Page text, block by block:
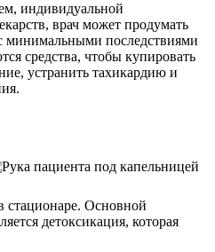
индивидуальной
врач может продумать
минимальными последствиями
средства, чтобы купировать
устранить тахикардию и
стационаре. Основной
детоксикация, которая